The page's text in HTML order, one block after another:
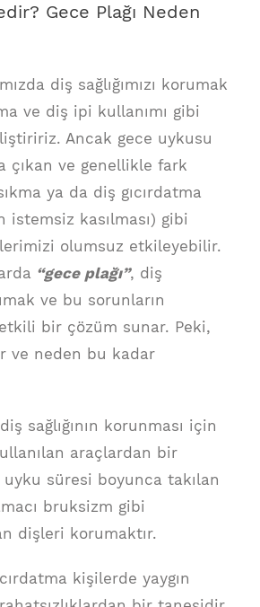
Gece Plağı Neden
diş sağlığımızı korumak
ve diş ipi kullanımı gibi
Ancak gece uykusu
çıkan ve genellikle fark
ya da diş gıcırdatma
istemsiz kasılması) gibi
olumsuz etkileyebilir.
“gece plağı”, diş
ve bu sorunların
bir çözüm sunar. Peki,
ve neden bu kadar
diş sağlığının korunması için
araçlardan bir
süresi boyunca takılan
bruksizm gibi
dişleri korumaktır.
kişilerde yaygın